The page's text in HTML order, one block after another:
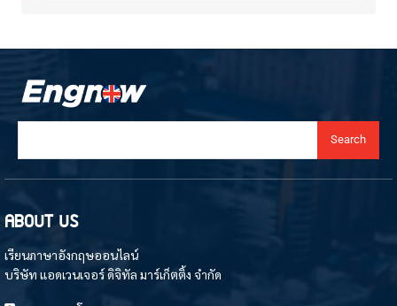
Search
ABOUT US
เรียนภาษาอังกฤษออนไลน์
บริษัท แอดเวนเจอร์ ดิจิทัล มาร์เก็ตติ้ง จำกัด